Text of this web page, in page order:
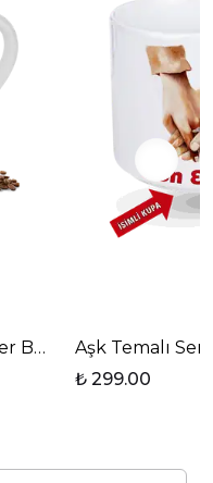
için anlamlı
özel günlerde veya
ifade etmenin
işlevsel hem de
öğretmenleri için
Baskılı Elit Lüx
Aşk Temalı
₺ 299.00